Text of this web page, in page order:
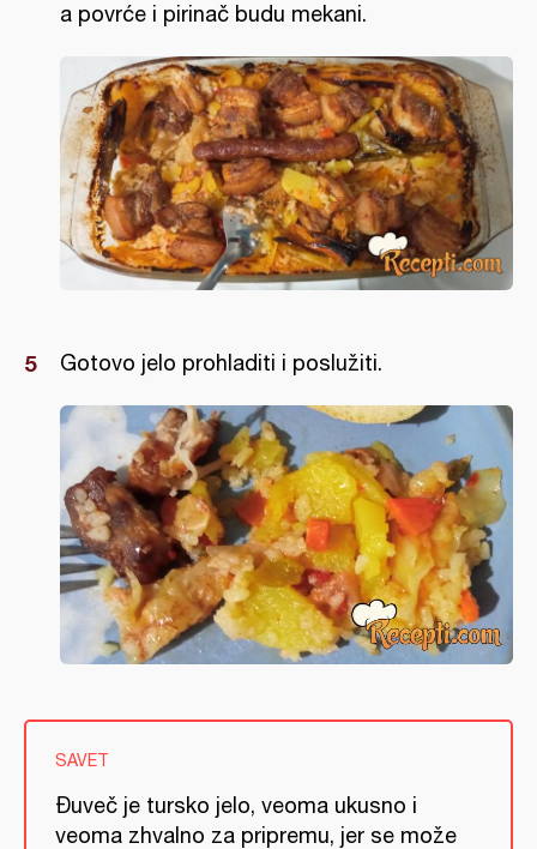
a povrće i pirinač budu mekani.
Gotovo jelo prohladiti i poslužiti.
SAVET
Đuveč je tursko jelo, veoma ukusno i
veoma zhvalno za pripremu, jer se može